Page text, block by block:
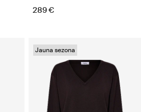
289 €
Jauna sezona